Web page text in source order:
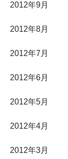
2012年9月
2012年8月
2012年7月
2012年6月
2012年5月
2012年4月
2012年3月